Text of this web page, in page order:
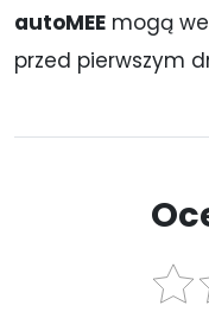
autoMEE mogą
przed pierwszym